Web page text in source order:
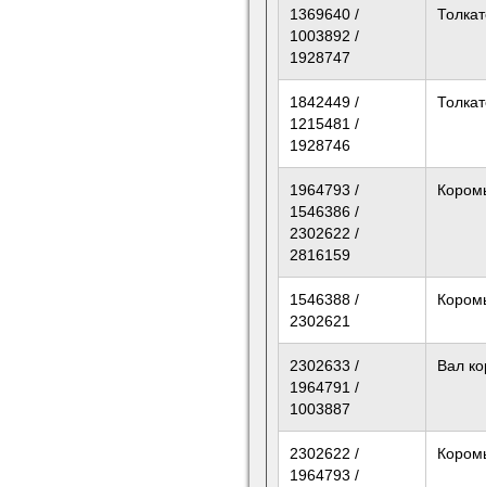
1369640 /
1003892 /
1928747
1842449 /
1215481 /
1928746
1964793 /
1546386 /
2302622 /
2816159
1546388 /
2302621
2302633 /
1964791 /
1003887
Вал
2302622 /
1964793 /